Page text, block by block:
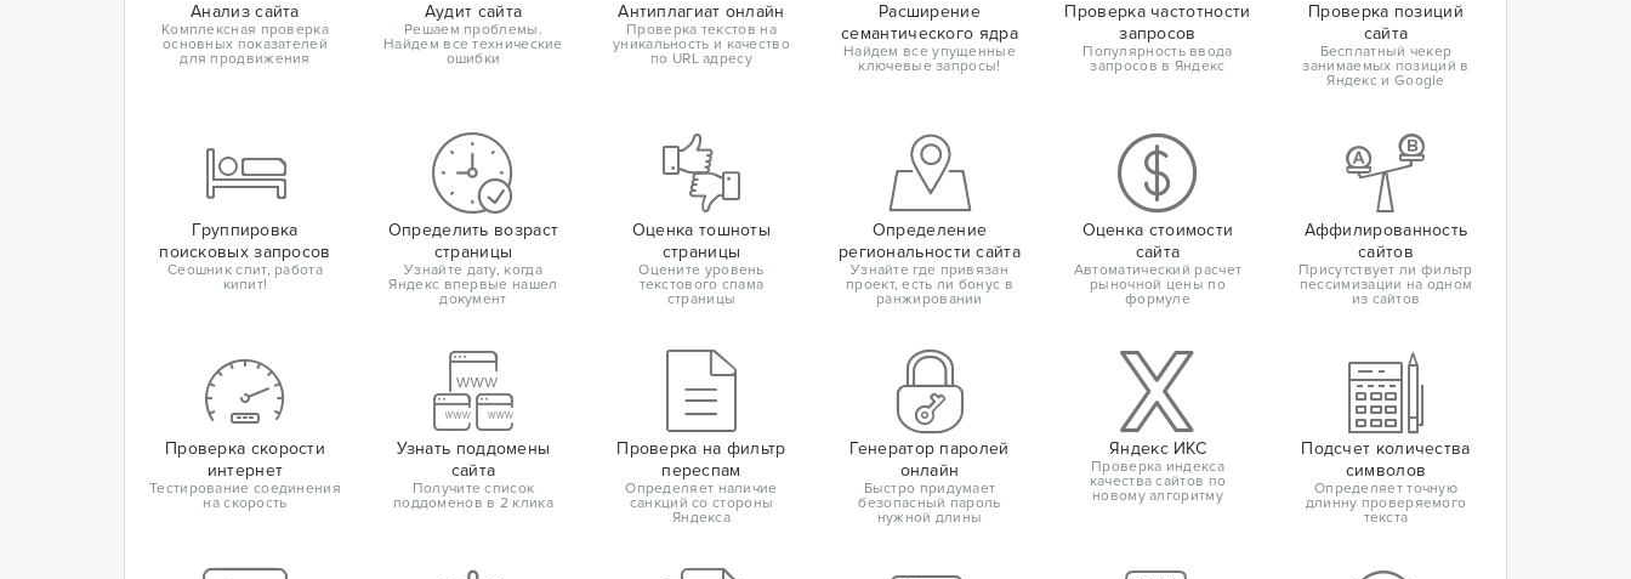
Анализ сайта
Комплексная проверка
основных показателей
для продвижения
Аудит сайта
Решаем проблемы.
Найдем все технические
ошибки
Антиплагиат онлайн
Проверка текстов на
уникальность и качество
по URL адресу
Расширение
семантического ядра
Найдем все упущенные
ключевые запросы!
Проверка частотности
запросов
Популярность ввода
запросов в Яндекс
Проверка позиций
сайта
Бесплатный чекер
занимаемых позиций в
Яндекс и Google
Группировка
поисковых запросов
Сеошник спит, работа
кипит!
Определить возраст
страницы
Узнайте дату, когда
Яндекс впервые нашел
документ
Оценка тошноты
страницы
Оцените уровень
текстового спама
страницы
Определение
региональности сайта
Узнайте где привязан
проект, есть ли бонус в
ранжировании
Оценка стоимости
сайта
Автоматический расчет
рыночной цены по
формуле
Аффилированность
сайтов
Присутствует ли фильтр
пессимизации на одном
из сайтов
Проверка скорости
интернет
Тестирование соединения
на скорость
Узнать поддомены
сайта
Получите список
поддоменов в 2 клика
Проверка на фильтр
переспам
Определяет наличие
санкций со стороны
Яндекса
Генератор паролей
онлайн
Быстро придумает
безопасный пароль
нужной длины
Яндекс ИКС
Проверка индекса
качества сайтов по
новому алгоритму
Подсчет количества
символов
Определяет точную
длинну проверяемого
текста